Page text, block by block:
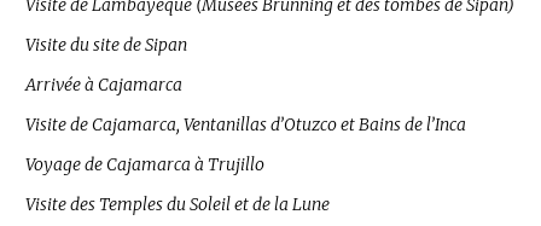
Visite de Lambayeque (Musées Brunning et des tombes de Sipan)
Visite du site de Sipan
Arrivée à Cajamarca
Visite de Cajamarca, Ventanillas d’Otuzco et Bains de l’Inca
Voyage de Cajamarca à Trujillo
Visite des Temples du Soleil et de la Lune